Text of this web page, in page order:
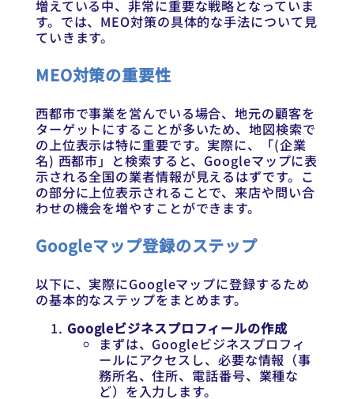
増えている中、非常に重要な戦略となっていま
す。では、MEO対策の具体的な手法について見
ていきます。
MEO対策の重要性
西都市で事業を営んでいる場合、地元の顧客を
ターゲットにすることが多いため、地図検索で
の上位表示は特に重要です。実際に、「(企業
名) 西都市」と検索すると、Googleマップに表
示される全国の業者情報が見えるはずです。こ
の部分に上位表示されることで、来店や問い合
わせの機会を増やすことができます。
Googleマップ登録のステップ
以下に、実際にGoogleマップに登録するため
の基本的なステップをまとめます。
Googleビジネスプロフィールの作成
まずは、Googleビジネスプロフィ
ールにアクセスし、必要な情報（事
務所名、住所、電話番号、業種な
ど）を入力します。